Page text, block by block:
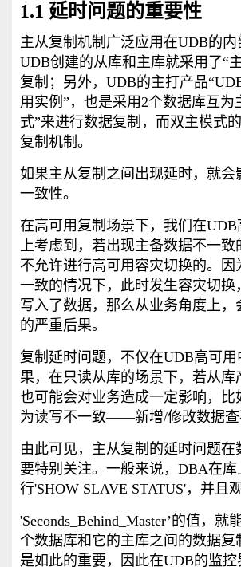
1.1 延时问题的重要性
主从复制机制广泛应用在UDB的内
UDB创建的从库和主库就采用了“
复制；另外，UDB的主打产品
用实例”，也是采用2个数据库互为
式”来进行数据复制，而双主模式
复制机制。
如果主从复制之间出现延时，就会
一致性。
在高可用复制场景下，我们在
上考虑到，若出现主备数据不一致
不允许进行高可用容灾切换的。因
一致的情况下，此时发生容灾切换
写入了数据，那么从业务角度上，
的严重后果。
复制延时问题，不仅在UDB高可
果，在只读从库的场景下，若从库
也可能会对业务造成一定影响，比
为读写不一致——新增/修改数据查
由此可见，主从复制的延时问题在
要特别关注。一般来说，DBA在库
行'SHOW SLAVE STATUS'，并且
'Seconds_Behind_Master’的值，就
个数据库和它的主库之间的数据复
是如此的重要，因此在UDB的监